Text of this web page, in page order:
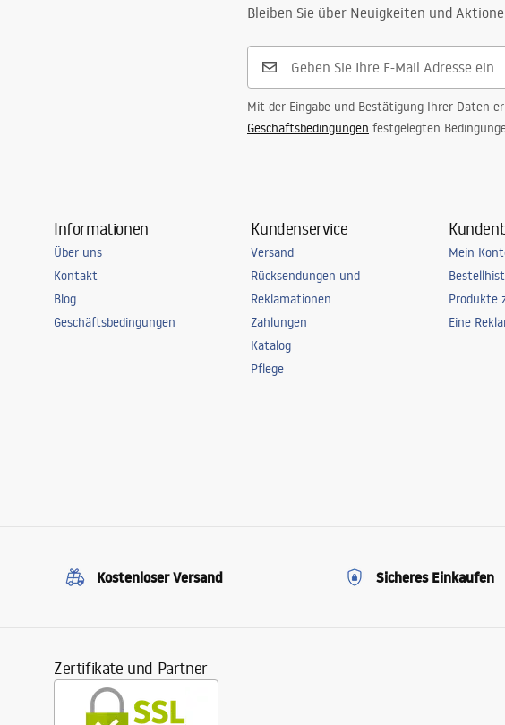
Bleiben Sie über Neuigkeiten und
Mit der Eingabe und Bestätigung Ihrer Daten
Geschäftsbedingungen festgelegten
Informationen
Über uns
Kontakt
Blog
Geschäftsbedingungen
Kundenservice
Versand
Rücksendungen und
Reklamationen
Zahlungen
Katalog
Pflege
Mein
Produkte
Eine
Kostenloser Versand Sicheres Einkaufen
Zertifikate und Partner